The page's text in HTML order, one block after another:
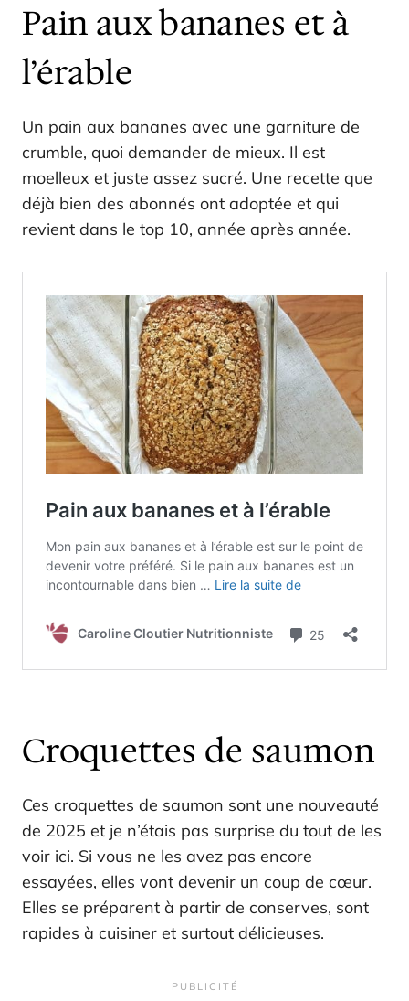
Pain aux bananes et à
l’érable
Un pain aux bananes avec une garniture de
crumble, quoi demander de mieux. Il est
moelleux et juste assez sucré. Une recette que
déjà bien des abonnés ont adoptée et qui
revient dans le top 10, année après année.
Croquettes de saumon
Ces croquettes de saumon sont une nouveauté
de 2025 et je n’étais pas surprise du tout de les
voir ici. Si vous ne les avez pas encore
essayées, elles vont devenir un coup de cœur.
Elles se préparent à partir de conserves, sont
rapides à cuisiner et surtout délicieuses.